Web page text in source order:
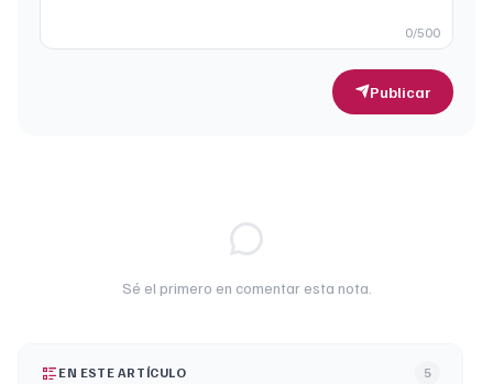
0/500
Publicar
Sé el primero en comentar esta nota.
EN ESTE ARTÍCULO 5